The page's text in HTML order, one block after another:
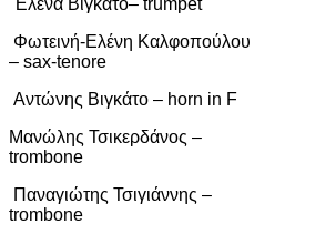
Φωτεινή-Ελένη Καλφοπούλου
– sax-tenore
Αντώνης Βιγκάτο – horn in F
Μανώλης Τσικερδάνος –
trombone
Παναγιώτης Τσιγιάννης –
trombone